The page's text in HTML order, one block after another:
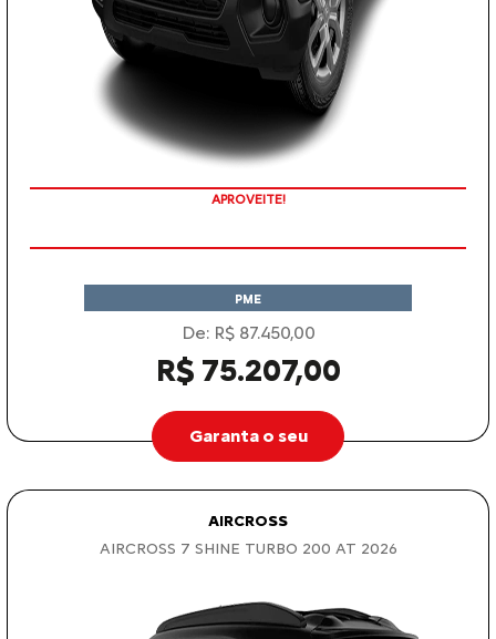
APROVEITE!
PME
De: R$ 87.450,00
R$ 75.207,00
Garanta o seu
AIRCROSS
AIRCROSS 7 SHINE TURBO 200 AT 2026